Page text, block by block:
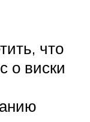
что
о виски